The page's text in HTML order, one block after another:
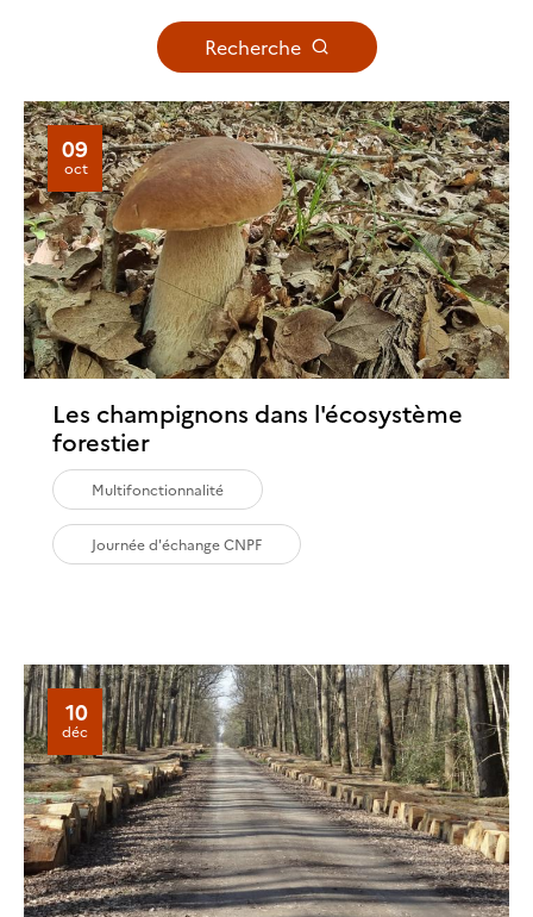
Recherche
09
oct
Les champignons dans l'écosystème
forestier
Multifonctionnalité
Journée d'échange CNPF
10
déc